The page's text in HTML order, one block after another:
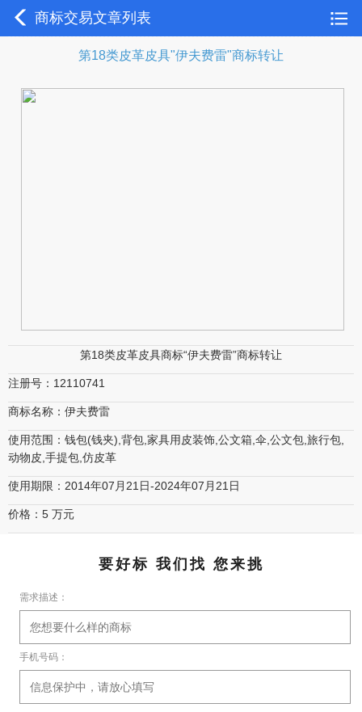
商标交易文章列表
第18类皮革皮具"伊夫费雷"商标转让
第18类皮革皮具商标“伊夫费雷”商标转让
注册号：12110741
商标名称：伊夫费雷
使用范围：钱包(钱夹),背包,家具用皮装饰,公文箱,伞,公文包,旅行包,
动物皮,手提包,仿皮革
使用期限：2014年07月21日-2024年07月21日
价格：5 万元
要好标 我们找 您来挑
需求描述：
手机号码：